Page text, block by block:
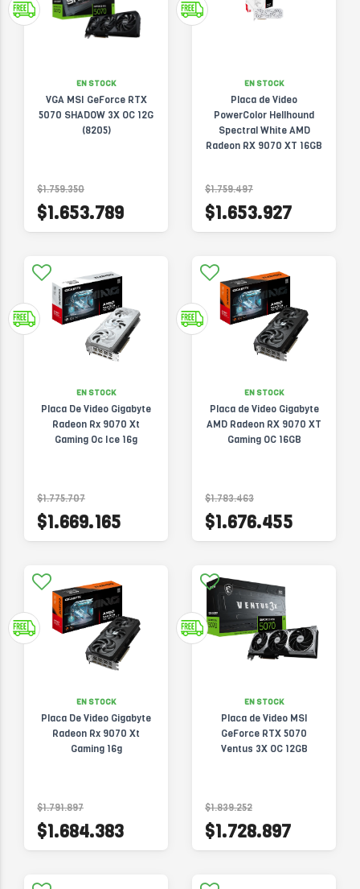
EN STOCK
VGA MSI GeForce RTX
5070 SHADOW 3X OC 12G
(8205)
$1.759.350
$1.653.789
EN STOCK
Placa de Video
PowerColor Hellhound
Spectral White AMD
Radeon RX 9070 XT 16GB
$1.759.497
$1.653.927
EN STOCK
Placa De Video Gigabyte
Radeon Rx 9070 Xt
Gaming Oc Ice 16g
$1.775.707
$1.669.165
EN STOCK
Placa de Video Gigabyte
AMD Radeon RX 9070 XT
Gaming OC 16GB
$1.783.463
$1.676.455
EN STOCK
Placa De Video Gigabyte
Radeon Rx 9070 Xt
Gaming 16g
$1.791.897
$1.684.383
EN STOCK
Placa de Video MSI
GeForce RTX 5070
Ventus 3X OC 12GB
$1.839.252
$1.728.897